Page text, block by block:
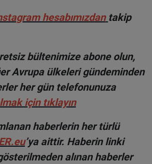
gram hesabımızdan takip
bültenimize abone olun,
Avrupa ülkeleri gündeminden
her gün telefonunuza
için tıklayın
haberlerin her türlü
’ya aittir. Haberin linki
alınan haberler